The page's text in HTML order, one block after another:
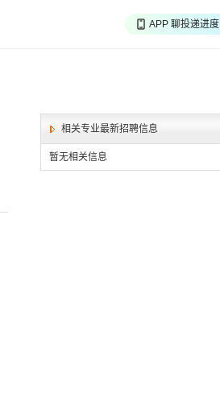
APP 聊投递进度
相关专业最新招聘信息
暂无相关信息